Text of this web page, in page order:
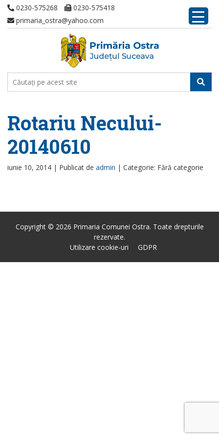
0230-575268
0230-575418
primaria_ostra@yahoo.com
Rotariu Necului-
20140610
iunie 10, 2014 | Publicat de admin | Categorie: Fără categorie
Copyright © 2026 Primaria Comunei Ostra. Toate drepturile
rezervate.
Utilizare cookie-uri
GDPR